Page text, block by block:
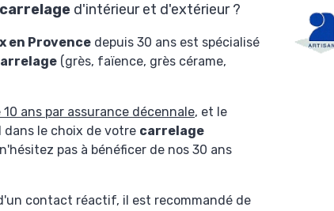
carrelage d'intérieur et d'extérieur ?
en Provence depuis 30 ans est spécialisé
(grès, faïence, grès cérame,
ans par assurance décennale, et le
le choix de votre carrelage
pas à bénéficer de nos 30 ans
contact réactif, il est recommandé de